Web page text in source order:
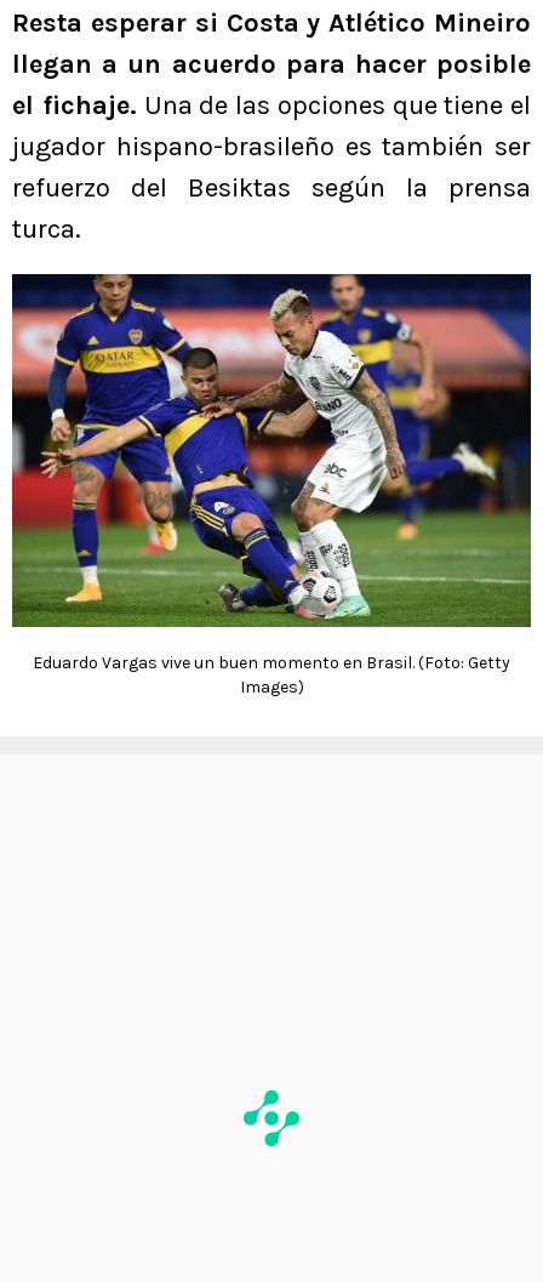
Resta esperar si Costa y Atlético Mineiro
llegan a un acuerdo para hacer posible
el fichaje. Una de las opciones que tiene el
jugador hispano-brasileño es también ser
refuerzo del Besiktas según la prensa
turca.
Eduardo Vargas vive un buen momento en Brasil. (Foto: Getty
Images)